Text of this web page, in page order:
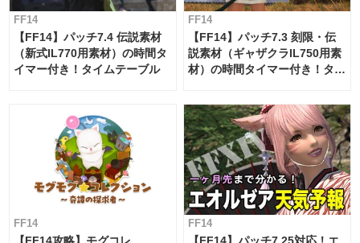
FF14
【FF14】パッチ7.4 伝説素材
（新式IL770用素材）の時間タ
イマー付き！タイムテーブル
FF14
【FF14】パッチ7.3 刻限・伝
説素材（ギャザクラIL750用素
材）の時間タイマー付き！タイ
FF14
【FF14攻略】モグコレ
FF14
【FF14】パッチ7.25対応！エ